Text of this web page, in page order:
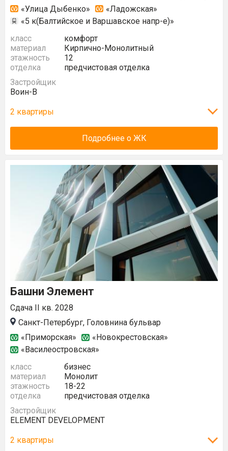
«Улица Дыбенко»
«Ладожская»
«5 к(Балтийское и Варшавское напр-е)»
класс
комфорт
материал
Кирпично-Монолитный
этажность
12
отделка
предчистовая отделка
Застройщик
Воин-В
2 квартиры
Подробнее о ЖК
Башни Элемент
Сдача II кв. 2028
Санкт-Петербург, Головнина бульвар
«Приморская»
«Новокрестовская»
«Василеостровская»
класс
бизнес
материал
Монолит
этажность
18-22
отделка
предчистовая отделка
Застройщик
ELEMENT DEVELOPMENT
2 квартиры